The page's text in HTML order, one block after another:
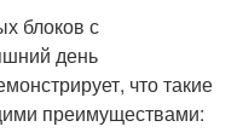
блоков с
день
что такие
преимуществами: